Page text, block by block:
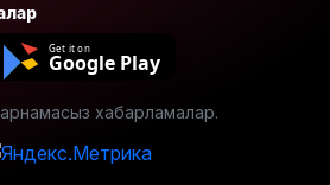
Get it on
Google Play
хабарламалар.